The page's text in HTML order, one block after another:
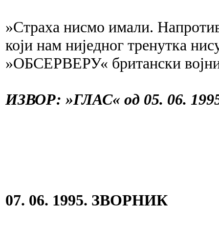
»Страха нисмо имали.
који нам ниједног тренутка
»ОБСЕРВЕРУ« британски
ИЗВОР: »ГЛАС« од 05. 06.
07. 06. 1995. ЗВОРНИК